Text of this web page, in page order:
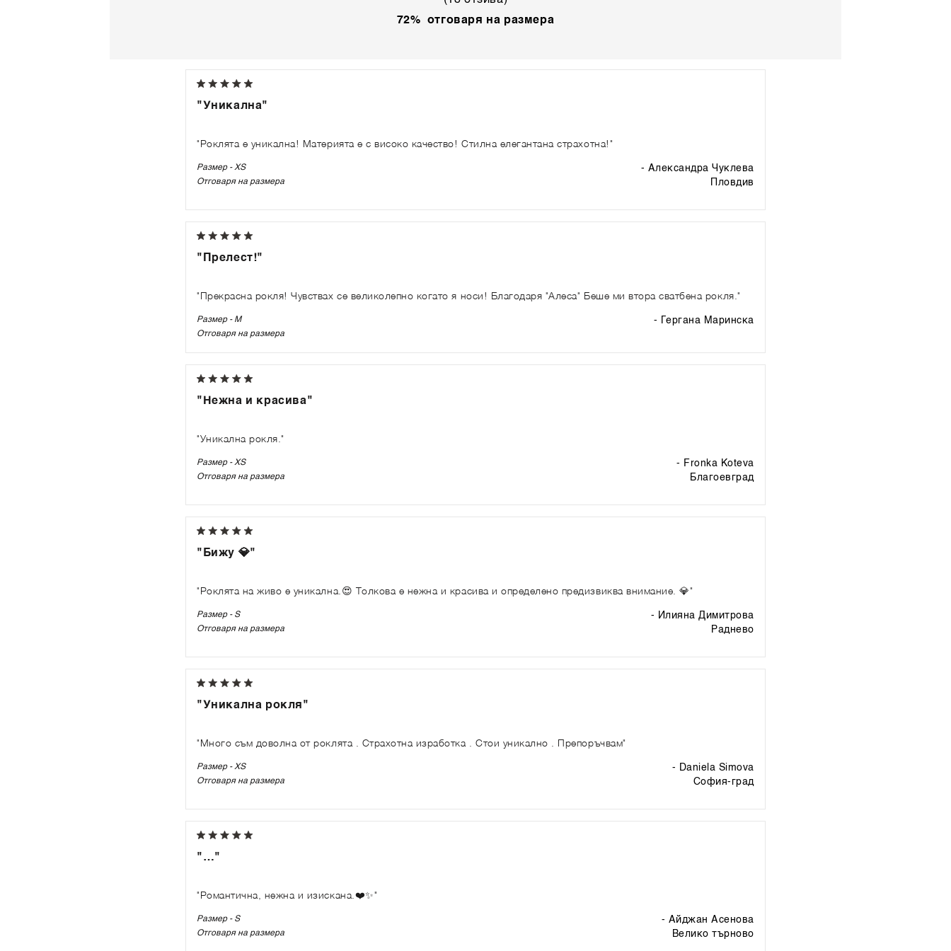
72% отговаря на размера
"Уникална"
"Роклята е уникална! Материята е с високо качество! Стилна елегантана страхотна!"
Размер - XS - Александра Чуклева
Отговаря на размера пловдив
"Прелест!"
"Прекрасна рокля! Чувствах се великолепно когато я носи! Благодаря "Алеса" Беше ми втора сватбена рокля."
Размер - M - Гергана Маринска
Отговаря на размера
"Нежна и красива"
"Уникална рокля."
Размер - XS - Fronka Koteva
Отговаря на размера благоевград
"Бижу 💎"
"Роклята на живо е уникална.😍 Толкова е нежна и красива и определено предизвиква внимание. 💎"
Размер - S - Илияна Димитрова
Отговаря на размера раднево
"Уникална рокля"
"Много съм доволна от роклята . Страхотна изработка . Стои уникално . Препоръчвам"
Размер - XS - Daniela Simova
Отговаря на размера софия-град
"…"
"Романтична, нежна и изискана.❤️✨"
Размер - S - Айджан Асенова
Отговаря на размера велико търново